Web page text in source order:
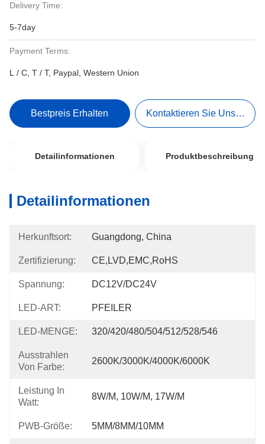
Delivery Time:
5-7day
Payment Terms:
L / C, T / T, Paypal, Western Union
Bestpreis Erhalten Kontaktieren Sie Uns Jetzt
Detailinformationen Produktbeschreibung
Detailinformationen
Herkunftsort: Guangdong, China
Zertifizierung: CE,LVD,EMC,RoHS
Spannung: DC12V/DC24V
LED-ART: PFEILER
LED-MENGE: 320/420/480/504/512/528/546
Ausstrahlen
Von Farbe:
2600K/3000K/4000K/6000K
Leistung In
Watt:
8W/m, 10W/m, 17W/m
PWB-Größe: 5MM/8MM/10MM